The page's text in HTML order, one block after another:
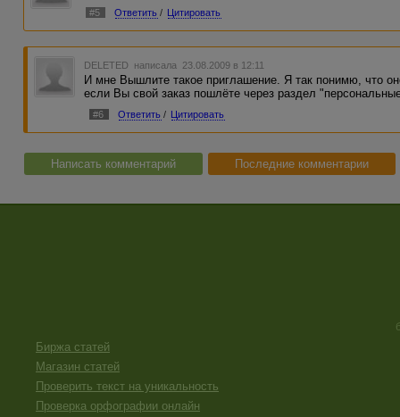
#5 Ответить / Цитировать
DELETED написала 23.08.2009 в 12:11
И мне Вышлите такое приглашение. Я так понимю, что
если Вы свой заказ пошлёте через раздел
#6 Ответить / Цитировать
Написать комментарий Последние комментарии
Биржа статей
Магазин статей
Проверить текст на уникальность
Проверка орфографии онлайн